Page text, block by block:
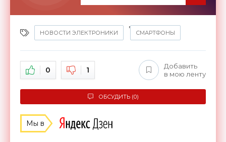
НОВОСТИ ЭЛЕКТРОНИКИ
,
СМАРТФОНЫ
0 1
Добавить
в мою ленту
ОБСУДИТЬ (0)
Мы в